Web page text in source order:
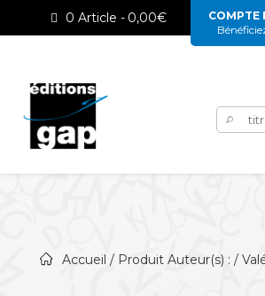
0 Article 0,00€
COMPTE
Accueil / Produit Auteur(s) : /